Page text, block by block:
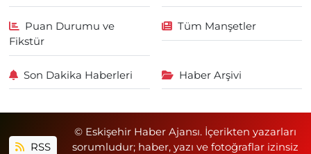
Puan Durumu ve
Fikstür
Tüm Manşetler
Son Dakika Haberleri Haber Arşivi
RSS
© Eskişehir Haber Ajansı. İçerikten yazarları
sorumludur; haber, yazı ve fotoğraflar izinsiz